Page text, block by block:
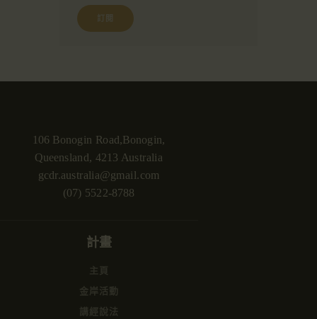
106 Bonogin Road,Bonogin,
Queensland, 4213 Australia
gcdr.australia@gmail.com
(07) 5522-8788
計畫
主頁
金岸活動
講經說法